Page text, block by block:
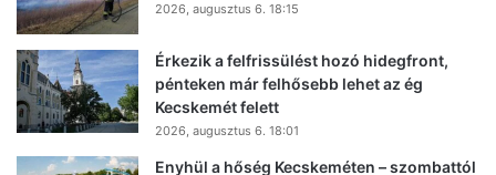
2026, augusztus 6. 18:15
Érkezik a felfrissülést hozó hidegfront,
pénteken már felhősebb lehet az ég
Kecskemét felett
2026, augusztus 6. 18:01
Enyhül a hőség Kecskeméten – szombattól